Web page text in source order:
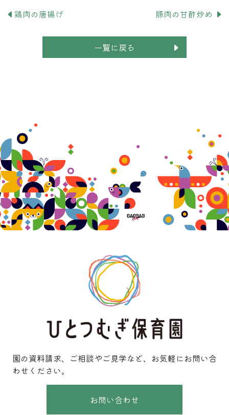
鶏肉の唐揚げ 豚肉の甘酢炒め
一覧に戻る
園の資料請求、ご相談やご見学など、お気軽にお問い合
わせください。
お問い合わせ